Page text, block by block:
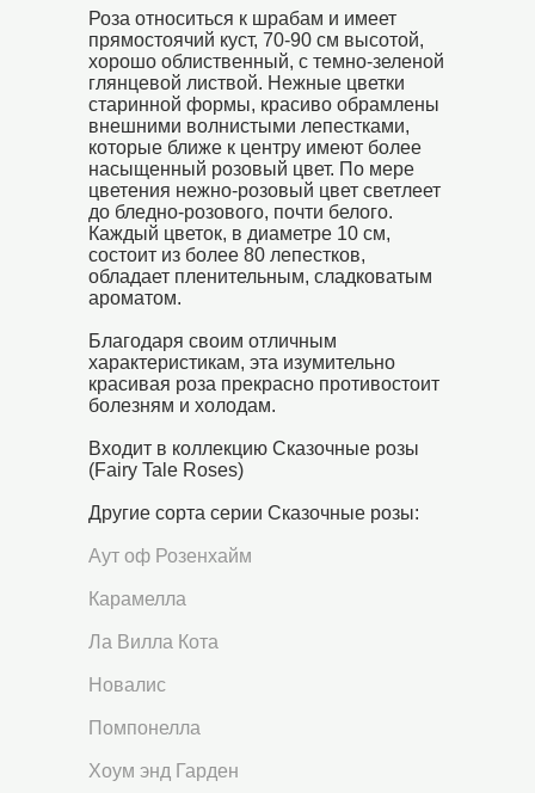
Роза относиться к шрабам и имеет
прямостоячий куст, 70-90 см высотой,
хорошо облиственный, с темно-зеленой
глянцевой листвой. Нежные цветки
старинной формы, красиво обрамлены
внешними волнистыми лепестками,
которые ближе к центру имеют более
насыщенный розовый цвет. По мере
цветения нежно-розовый цвет светлеет
до бледно-розового, почти белого.
Каждый цветок, в диаметре 10 см,
состоит из более 80 лепестков,
обладает пленительным, сладковатым
ароматом.
Благодаря своим отличным
характеристикам, эта изумительно
красивая роза прекрасно противостоит
болезням и холодам.
Входит в коллекцию Сказочные розы
(Fairy Tale Roses)
Другие сорта серии Сказочные розы:
Аут оф Розенхайм
Карамелла
Ла Вилла Кота
Новалис
Помпонелла
Хоум энд Гарден